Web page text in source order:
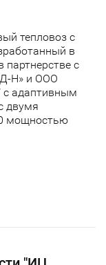
тепловоз с
в
с
Н» и ООО
с адаптивным
двумя
мощностью